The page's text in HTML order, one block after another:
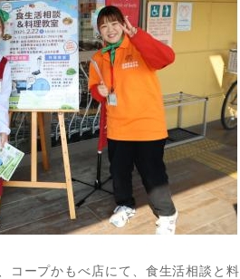
コープかもべ店にて、食生活相談と